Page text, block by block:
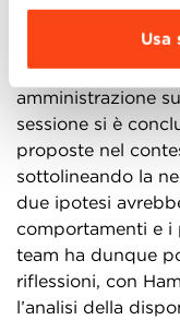
Usa
esigenze critiche
proposta e
amministrazione
sessione si è
proposte nel
sottolineando la
due ipotesi
comportamenti e i
team ha dunque
riflessioni, con
l’analisi della